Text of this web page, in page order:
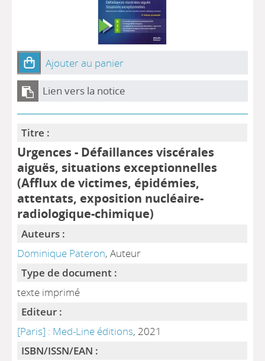
Ajouter au panier
Lien vers la notice
Titre :
Urgences - Défaillances viscérales
aiguës, situations exceptionnelles
(Afflux de victimes, épidémies,
attentats, exposition nucléaire-
radiologique-chimique)
Auteurs :
Dominique Pateron, Auteur
Type de document :
texte imprimé
Editeur :
[Paris] : Med-Line éditions, 2021
ISBN/ISSN/EAN :